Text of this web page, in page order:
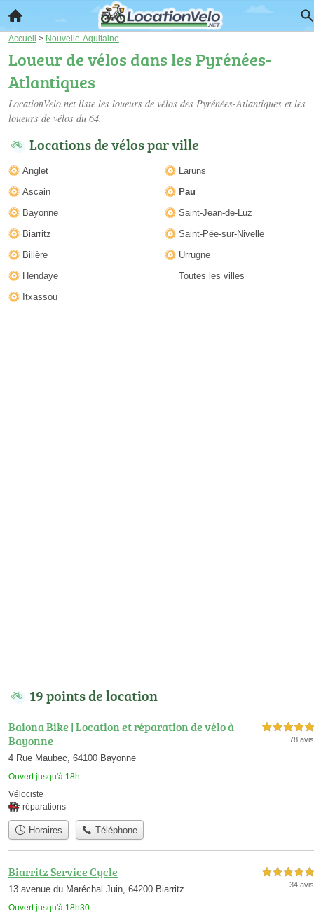
Accueil > Nouvelle-Aquitaine
Loueur de vélos dans les Pyrénées-
Atlantiques
LocationVelo.net liste les loueurs de vélos des Pyrénées-Atlantiques et les
loueurs de vélos du 64.
Locations de vélos par ville
Anglet
Ascain
Bayonne
Biarritz
Billère
Hendaye
Itxassou
Laruns
Pau
Saint-Jean-de-Luz
Saint-Pée-sur-Nivelle
Urrugne
Toutes les villes
19 points de location
Baiona Bike | Location et réparation de vélo à
Bayonne
4 Rue Maubec, 64100 Bayonne
Ouvert jusqu'à 18h
5,0 étoiles sur 5
78 avis
Vélociste
réparations
Horaires Téléphone
Biarritz Service Cycle
13 avenue du Maréchal Juin, 64200 Biarritz
Ouvert jusqu'à 18h30
5,0 étoiles sur 5
34 avis